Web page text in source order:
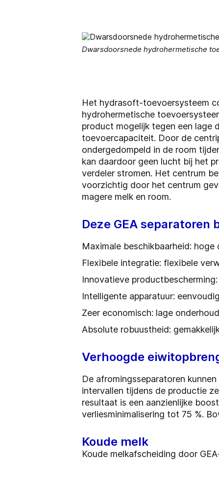
Dwarsdoorsnede hydrohermetische
Het hydrasoft-toevoersysteem
hydrohermetische
product mogelijk tegen een lage
toevoercapaciteit. Door de
ondergedompeld in de room
kan daardoor geen lucht bij het
verdeler stromen. Het centrum
voorzichtig door het centrum
magere melk en room.
Deze GEA separatoren
Maximale beschikbaarheid:
Flexibele integratie: flexibele
Innovatieve
Intelligente apparatuur:
Zeer economisch: lage
Absolute robuustheid:
Verhoogde
De afromingsseparatoren
intervallen tijdens de productie
resultaat is een aanzienlijke
verliesminimalisering tot 75 %.
Koude melk
Koude melkafscheiding door